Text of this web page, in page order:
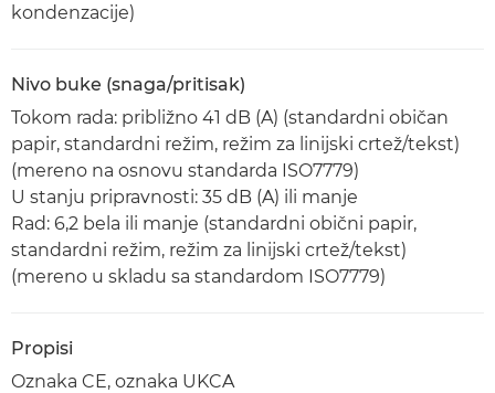
kondenzacije)
Nivo buke (snaga/pritisak)
Tokom rada: približno 41 dB (A) (standardni običan
papir, standardni režim, režim za linijski crtež/tekst)
(mereno na osnovu standarda ISO7779)
U stanju pripravnosti: 35 dB (A) ili manje
Rad: 6,2 bela ili manje (standardni obični papir,
standardni režim, režim za linijski crtež/tekst)
(mereno u skladu sa standardom ISO7779)
Propisi
Oznaka CE, oznaka UKCA